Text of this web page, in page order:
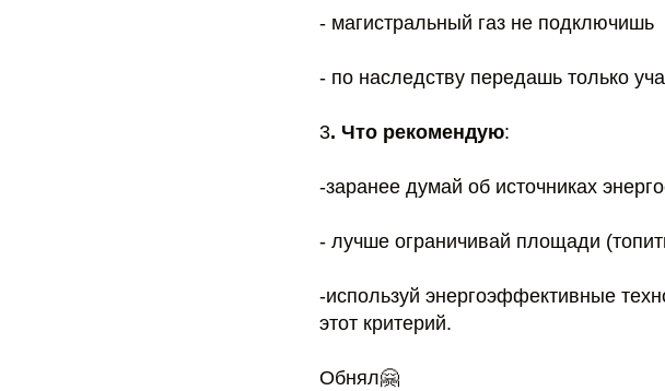
- магистральный газ не подключишь
- по наследству передашь только
3. Что рекомендую:
-заранее думай об источниках
- лучше ограничивай площади
-используй энергоэффективные
этот критерий.
Обнял🤗